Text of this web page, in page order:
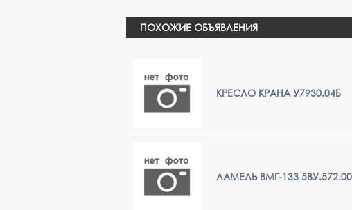
ПОХОЖИЕ ОБЪЯВЛЕНИЯ
КРЕСЛО КРАНА У7930.04Б
ЛАМЕЛЬ ВМГ-133